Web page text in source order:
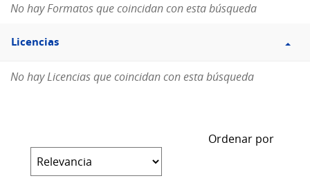
No hay Formatos que coincidan con esta búsqueda
Filtro
Licencias
Licencias
No hay Licencias que coincidan con esta búsqueda
Ordenar por